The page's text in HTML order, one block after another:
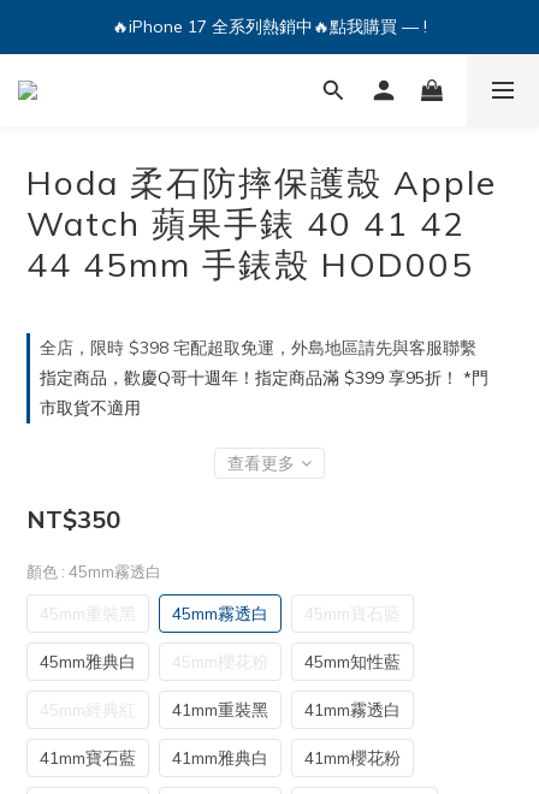
🔥iPhone 17 全系列熱銷中🔥點我購買 — !
💕加入Q哥 Line 新好友領優惠券！🎫
🔥iPhone 17 全系列熱銷中🔥點我購買 — !
Hoda 柔石防摔保護殼 Apple
Watch 蘋果手錶 40 41 42
44 45mm 手錶殼 HOD005
全店，限時 $398 宅配超取免運，外島地區請先與客服聯繫
指定商品，歡慶Q哥十週年！指定商品滿 $399 享95折！ *門
市取貨不適用
查看更多
NT$350
顏色 : 45mm霧透白
45mm重裝黑 45mm霧透白 45mm寶石藍
45mm雅典白 45mm櫻花粉 45mm知性藍
45mm經典紅 41mm重裝黑 41mm霧透白
41mm寶石藍 41mm雅典白 41mm櫻花粉